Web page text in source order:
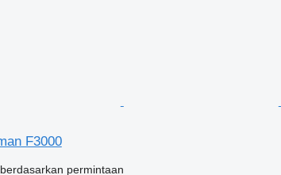
F3000
permintaan